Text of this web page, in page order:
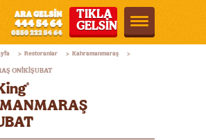
TIKLA
GELSİN
> Restoranlar > Kahramanmaraş
>
ONİKİŞUBAT
®